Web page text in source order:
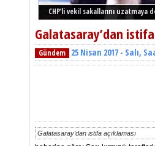
CHP’li vekil sakallarını uzatmaya
Galatasaray’dan istifa
Gündem 25 Nisan 2017 - Salı,
Galatasaray’dan istifa açıklaması